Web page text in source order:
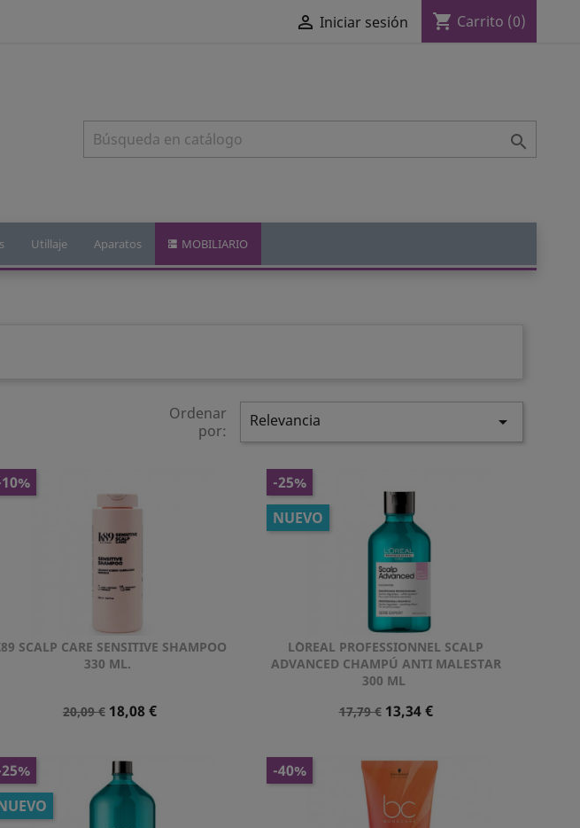
 Iniciar sesión shopping_cart Carrito (0)

Utillaje Aparatos MOBILIARIO
Ordenar
por:
Relevancia 
SCALP CARE SENSITIVE SHAMPOO
330 ML.
Precio
20,09 € Precio
18,08 €
Vista rápida
L´OREAL PROFESSIONNEL SCALP
ADVANCED CHAMPÚ ANTI MALESTAR
300 ML
Precio
17,79 € Precio
13,34 €
-25%
NUEVO
Vista rápida
-40%